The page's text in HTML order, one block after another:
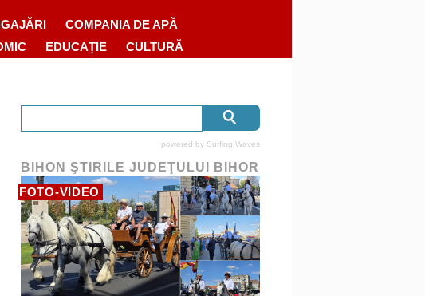
COMPANIA DE APĂ
EDUCAȚIE CULTURĂ
powered by Surfing Waves
BIHON ŞTIRILE JUDEŢULUI BIHOR
FOTO-VIDEO